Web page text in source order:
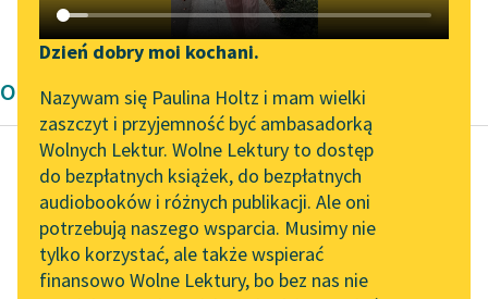
Katalog DAISY
Podkasty o książkach
Zgłoś brak utworu
Aktualności
Zapraszamy na spotkanie
online z tłumaczkami
literatury skandynawskiej
Spotkanie z Katarzyną
Tunkiel w Oslo
Narzędzia
Mapa Wolnych Lektur
Leśmianator
Przewodnik dla piszących i
czytających
Dzień dobry moi kochani.
Nazywam się Paulina Holtz i mam wielki
zaszczyt i przyjemność być ambasadorką
Wolnych Lektur. Wolne Lektury to dostęp
do bezpłatnych książek, do bezpłatnych
audiobooków i różnych publikacji. Ale oni
potrzebują naszego wsparcia. Musimy nie
tylko korzystać, ale także wspierać
finansowo Wolne Lektury, bo bez nas nie
Opowiadanie Wita Szostaka
Wit Szostak
Posłowie
jedynym sposobem, by